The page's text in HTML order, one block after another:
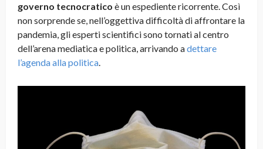
governo tecnocratico è un espediente ricorrente. Così
non sorprende se, nell’oggettiva difficoltà di affrontare la
pandemia, gli esperti scientifici sono tornati al centro
dell’arena mediatica e politica, arrivando adettare
l’agenda alla politica.